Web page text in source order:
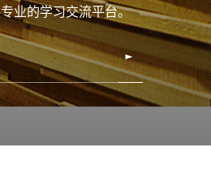
业的学习交流平台。